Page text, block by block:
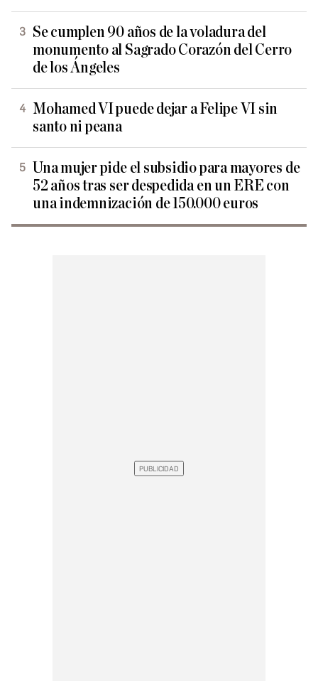
Se cumplen 90 años de la voladura del
monumento al Sagrado Corazón del Cerro
de los Ángeles
Mohamed VI puede dejar a Felipe VI sin
santo ni peana
Una mujer pide el subsidio para mayores de
52 años tras ser despedida en un ERE con
una indemnización de 150.000 euros